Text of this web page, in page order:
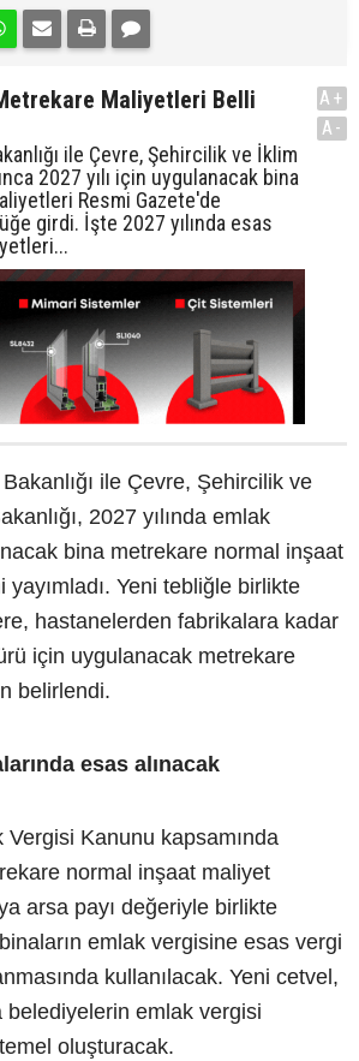
Maliyetleri Belli
ile Çevre, Şehircilik ve İklim
2027 yılı için uygulanacak bina
Resmi Gazete'de
girdi. İşte 2027 yılında esas
A+
A-
ile Çevre, Şehircilik ve
2027 yılında emlak
bina metrekare normal inşaat
Yeni tebliğle birlikte
hastanelerden fabrikalara kadar
için uygulanacak metrekare
belirlendi.
esas alınacak
Vergisi Kanunu kapsamında
normal inşaat maliyet
arsa payı değeriyle birlikte
emlak vergisine esas vergi
kullanılacak. Yeni cetvel,
belediyelerin emlak vergisi
oluşturacak.